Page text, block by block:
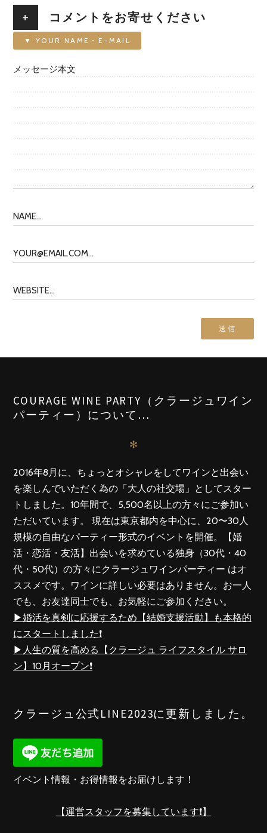
+ コメントをお寄せください
▼ YOUR NAME・E-MAIL
COURAGE WINE PARTY（クラージュワイン
パーティー）について…
✻
2016年8月に、ちょっとオシャレをしてワインと出会い
を楽しんでいただく為の「大人の社交場」としてスター
トしました。10年間で、5,500名以上の方々にご参加い
ただいています。 現在は東京都内を中心に、20〜30人
規模の自由なパーティー形式のイベントを開催。【婚
活・恋活・友活】出会いを求めている独身（30代・40
代・50代）の方々にクラージュワインパーティー はオ
ススメです。ワインに詳しい必要はありません。お一人
でも、お友達同士でも、お気軽にご参加ください。
▶︎婚活を真剣に応援するため【結婚支援活動】も本格的
にスタートしました❗️
▶︎人生の質を高める【クラージュ ライフスタイル サロ
ン】10月オープン❗️
クラージュ公式LINE2023に更新しました。
イベント情報・お得情報をお届けします！
【運営スタッフを募集しています❗️】